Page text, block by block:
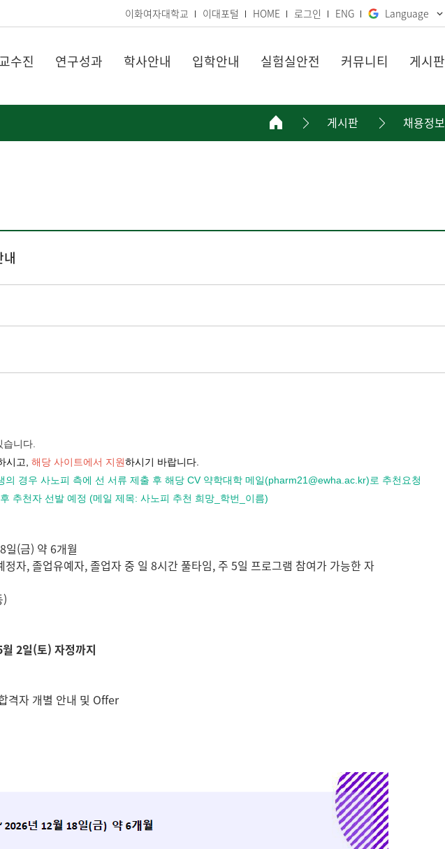
이화여자대학교 이대포털 HOME 로그인 ENG Language
교수진 연구성과 학사안내 입학안내 실험실안전 커뮤니티 게시판
게시판 채용정보
니다.
시고, 해당 사이트에서 지원하시기 바랍니다.
경우 사노피 측에 선 서류 제출 후 해당 CV 약학대학 메일(pharm21@ewha.ac.kr)로 추천요청
추천자 선발 예정 (메일 제목: 사노피 추천 희망_학번_이름)
(금) 약 6개월
정자, 졸업유예자, 졸업자 중 일 8시간 풀타임, 주 5일 프로그램 참여가 가능한 자
)
2일(토) 자정까지
격자 개별 안내 및 Offer